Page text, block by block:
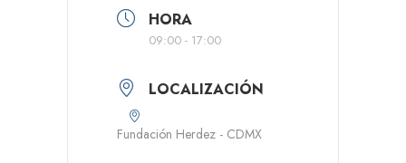
HORA
09:00 - 17:00
LOCALIZACIÓN
Fundación Herdez - CDMX